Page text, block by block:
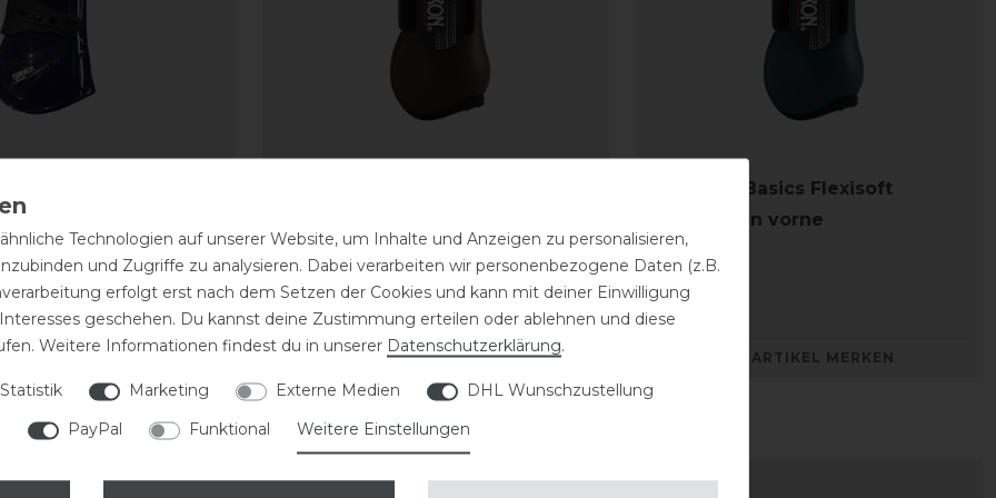
vorne
64,95 € *
1 Paar
ARTIKEL MERKEN
Eskadron Basics Flexisoft
Gamaschen vorne
64,95 € *
1 Paar
ARTIKEL MERKEN
Technologien auf unserer Website, um Inhalte und Anzeigen zu personalisieren,
und Zugriffe zu analysieren. Dabei verarbeiten wir personenbezogene Daten (z.B.
erfolgt erst nach dem Setzen der Cookies und kann mit deiner Einwilligung
geschehen. Du kannst deine Zustimmung erteilen oder ablehnen und diese
Weitere Informationen findest du in unserer Daten­schutz­erklärung.
Statistik Marketing Externe Medien
DHL Wunschzustellung
PayPal
Funktional Weitere Einstellungen